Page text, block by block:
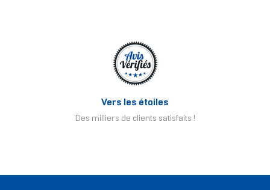
Vers les étoiles
Des milliers de clients satisfaits !